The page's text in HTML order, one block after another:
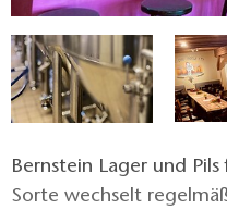
Bernstein Lager und
Sorte wechselt